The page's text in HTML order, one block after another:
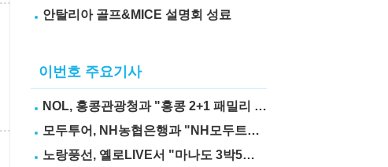
안탈리아 골프&MICE 설명회 성료
이번호 주요기사
NOL, 홍콩관광청과 "홍콩 2+1 패밀리 프로모션" 실시
모두투어, NH농협은행과 "NH모두트래블리적금" 출시
노랑풍선, 옐로LIVE서 "마나도 3박5일" 상품 선보여